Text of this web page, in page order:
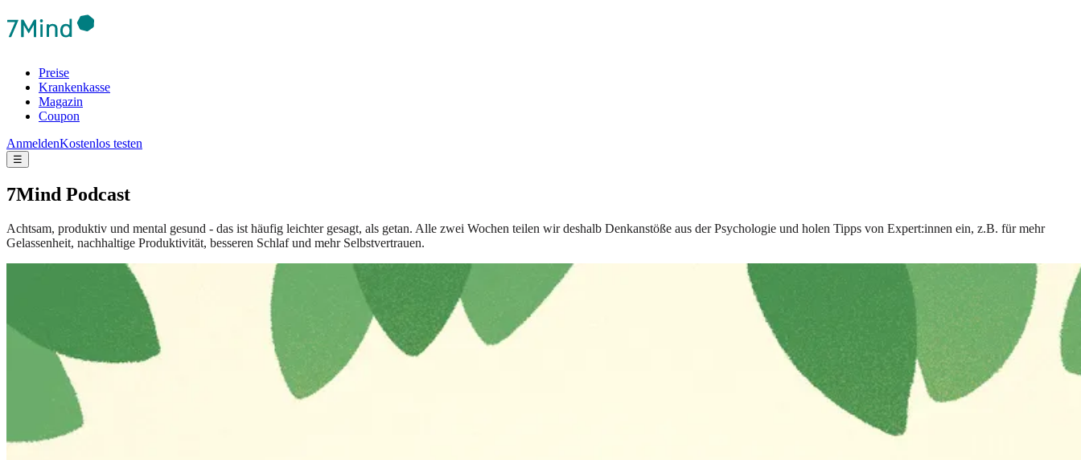
Preise
Krankenkasse
Magazin
Coupon
AnmeldenKostenlos testen
☰
7Mind Podcast
Achtsam, produktiv und mental gesund - das ist häufig leichter gesagt, als getan. Alle zwei Wochen teilen wir deshalb Denkanstöße aus der Psychologie und holen Tipps von Expert:innen ein, z.B. für mehr
Gelassenheit, nachhaltige Produktivität, besseren Schlaf und mehr Selbstvertrauen.